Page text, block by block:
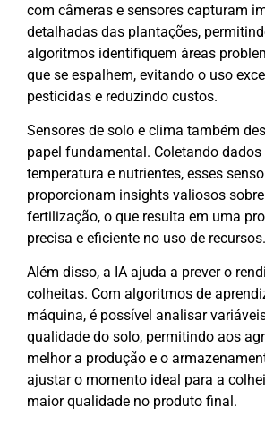
com câmeras e sensores capturam
detalhadas das plantações,
algoritmos identifiquem áreas
que se espalhem, evitando o uso
pesticidas e reduzindo custos.
Sensores de solo e clima também
papel fundamental. Coletando dados
temperatura e nutrientes, esses
proporcionam insights valiosos
fertilização, o que resulta em uma
precisa e eficiente no uso de recursos.
Além disso, a IA ajuda a prever o
colheitas. Com algoritmos de
máquina, é possível analisar
qualidade do solo, permitindo aos
melhor a produção e o
ajustar o momento ideal para a
maior qualidade no produto final.